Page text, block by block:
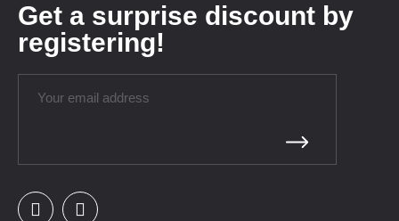
Get a surprise discount by
registering!